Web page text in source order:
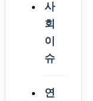
사
회
이
슈
연